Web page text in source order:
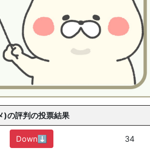
)の評判の投票結果
Down⬇︎ 34